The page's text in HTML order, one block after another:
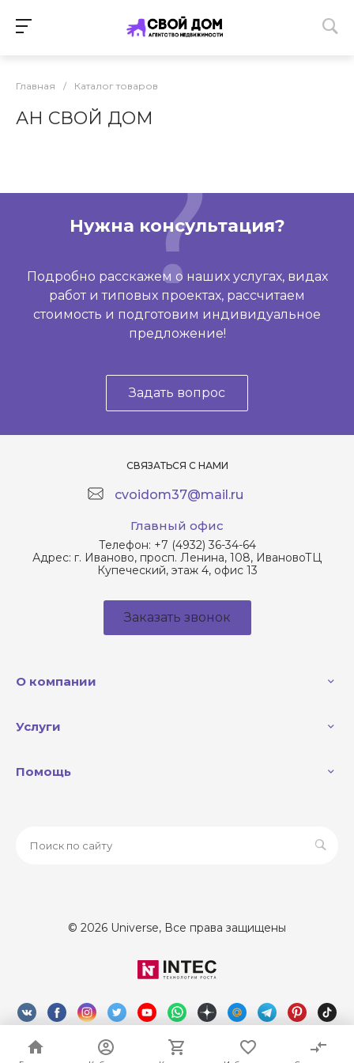
Главная / Каталог товаров
АН СВОЙ ДОМ
Нужна консультация?
Подробно расскажем о наших услугах, видах
работ и типовых проектах, рассчитаем
стоимость и подготовим индивидуальное
предложение!
Задать вопрос
СВЯЗАТЬСЯ С НАМИ
cvoidom37@mail.ru
Главный офис
Телефон: +7 (4932) 36-34-64
Адрес: г. Иваново, просп. Ленина, 108, ИвановоТЦ
Купеческий, этаж 4, офис 13
Заказать звонок
О компании
Услуги
Помощь
© 2026 Universe, Все права защищены